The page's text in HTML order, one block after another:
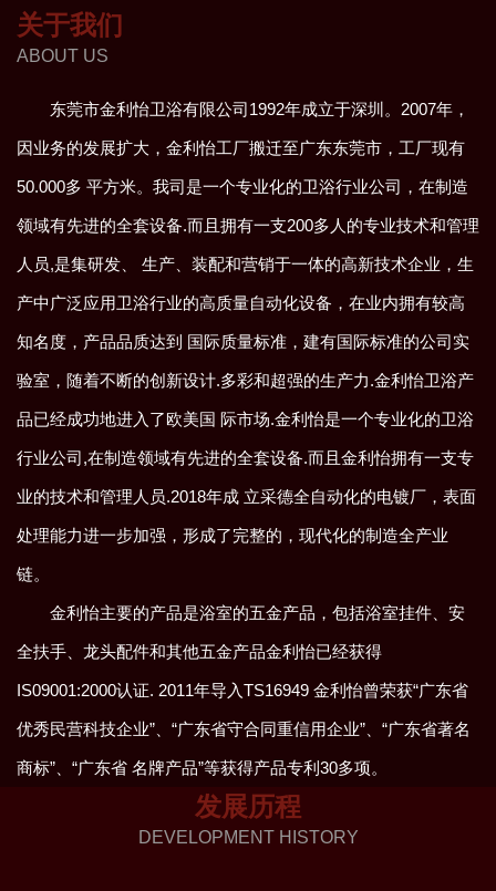
关于我们
ABOUT US
东莞市金利怡卫浴有限公司1992年成立于深圳。2007年，
因业务的发展扩大，金利怡工厂搬迁至广东东莞市，工厂现有
50.000多 平方米。我司是一个专业化的卫浴行业公司，在制造
领域有先进的全套设备.而且拥有一支200多人的专业技术和管理
人员,是集研发、 生产、装配和营销于一体的高新技术企业，生
产中广泛应用卫浴行业的高质量自动化设备，在业内拥有较高
知名度，产品品质达到 国际质量标准，建有国际标准的公司实
验室，随着不断的创新设计.多彩和超强的生产力.金利怡卫浴产
品已经成功地进入了欧美国 际市场.金利怡是一个专业化的卫浴
行业公司,在制造领域有先进的全套设备.而且金利怡拥有一支专
业的技术和管理人员.2018年成 立采德全自动化的电镀厂，表面
处理能力进一步加强，形成了完整的，现代化的制造全产业
链。
金利怡主要的产品是浴室的五金产品，包括浴室挂件、安
全扶手、龙头配件和其他五金产品金利怡已经获得
IS09001:2000认证. 2011年导入TS16949 金利怡曾荣获“广东省
优秀民营科技企业”、“广东省守合同重信用企业”、“广东省著名
商标”、“广东省 名牌产品”等获得产品专利30多项。
发展历程
DEVELOPMENT HISTORY